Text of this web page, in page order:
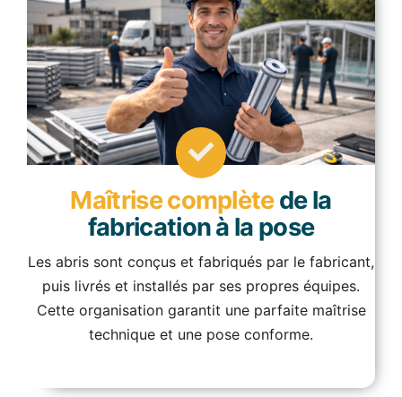
Maîtrise complètede la
fabrication à la pose
Les abris sont conçus et fabriqués par le fabricant,
puis livrés et installés par ses propres équipes.
Cette organisation garantit une parfaite maîtrise
technique et une pose conforme.